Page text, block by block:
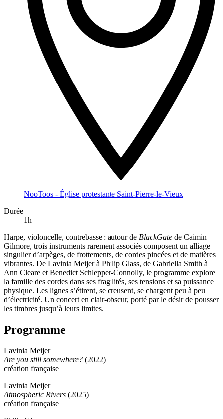
NooToos - Église protestante Saint-Pierre-le-Vieux
Durée
1h
Harpe, violoncelle, contrebasse : autour de BlackGate de Caimin
Gilmore, trois instruments rarement associés composent un alliage
singulier d’arpèges, de frottements, de cordes pincées et de matières
vibrantes. De Lavinia Meijer à Philip Glass, de Gabriella Smith à
Ann Cleare et Benedict Schlepper-Connolly, le programme explore
la famille des cordes dans ses fragilités, ses tensions et sa puissance
physique. Les lignes s’étirent, se creusent, se chargent peu à peu
d’électricité. Un concert en clair-obscur, porté par le désir de pousser
les timbres jusqu’à leurs limites.
Programme
Lavinia Meijer
Are you still somewhere? (2022)
création française
Lavinia Meijer
Atmospheric Rivers (2025)
création française